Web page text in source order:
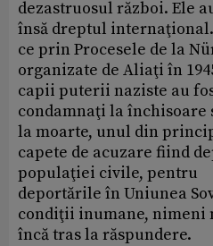
dezastruosul război. Ele
însă dreptul
ce prin Procesele de la
organizate de Aliaţi în
capii puterii naziste au
condamnaţi la închisoare
la moarte, unul din
capete de acuzare fiind
populaţiei civile, pentru
deportările în Uniunea
condiţii inumane, nimeni
încă tras la răspundere.